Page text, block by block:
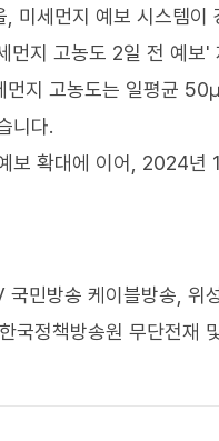
, 미세먼지 예보 시스템이
먼지 고농도 2일 전 예보'
먼지 고농도는 일평균
니다.
보 확대에 이어, 2024년
국민방송 케이블방송, 위
국정책방송원 무단전재